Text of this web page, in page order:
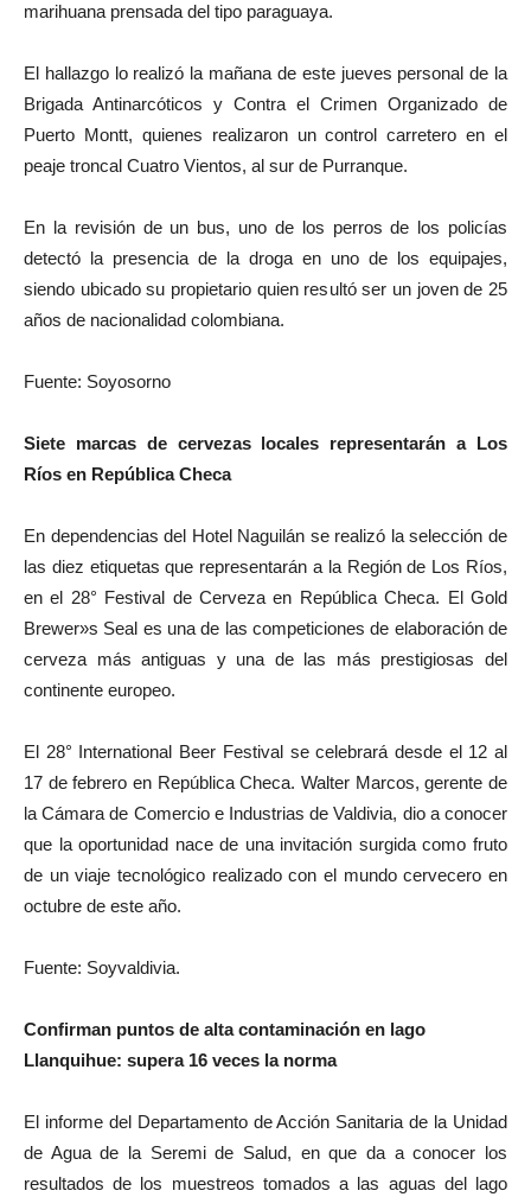
marihuana prensada del tipo paraguaya.
El hallazgo lo realizó la mañana de este jueves personal de la
Brigada Antinarcóticos y Contra el Crimen Organizado de
Puerto Montt, quienes realizaron un control carretero en el
peaje troncal Cuatro Vientos, al sur de Purranque.
En la revisión de un bus, uno de los perros de los policías
detectó la presencia de la droga en uno de los equipajes,
siendo ubicado su propietario quien resultó ser un joven de 25
años de nacionalidad colombiana.
Fuente: Soyosorno
Siete marcas de cervezas locales representarán a Los
Ríos en República Checa
En dependencias del Hotel Naguilán se realizó la selección de
las diez etiquetas que representarán a la Región de Los Ríos,
en el 28° Festival de Cerveza en República Checa. El Gold
Brewer»s Seal es una de las competiciones de elaboración de
cerveza más antiguas y una de las más prestigiosas del
continente europeo.
El 28° International Beer Festival se celebrará desde el 12 al
17 de febrero en República Checa. Walter Marcos, gerente de
la Cámara de Comercio e Industrias de Valdivia, dio a conocer
que la oportunidad nace de una invitación surgida como fruto
de un viaje tecnológico realizado con el mundo cervecero en
octubre de este año.
Fuente: Soyvaldivia.
Confirman puntos de alta contaminación en lago
Llanquihue: supera 16 veces la norma
El informe del Departamento de Acción Sanitaria de la Unidad
de Agua de la Seremi de Salud, en que da a conocer los
resultados de los muestreos tomados a las aguas del lago